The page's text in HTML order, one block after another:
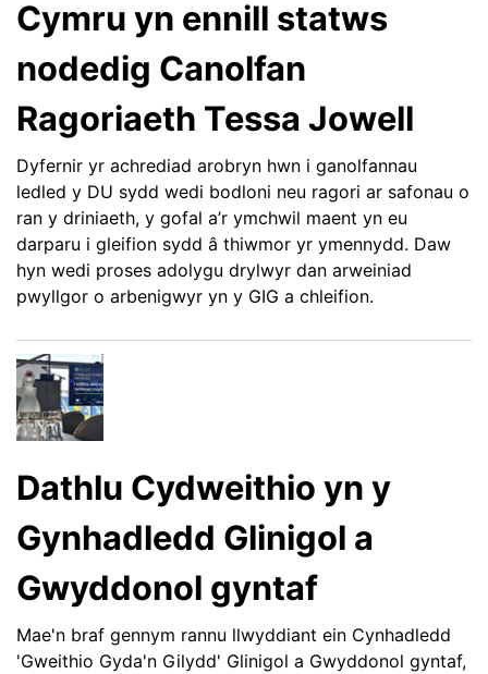
Cymru yn ennill statws
nodedig Canolfan
Ragoriaeth Tessa Jowell
Dyfernir yr achrediad arobryn hwn i ganolfannau
ledled y DU sydd wedi bodloni neu ragori ar safonau o
ran y driniaeth, y gofal a’r ymchwil maent yn eu
darparu i gleifion sydd â thiwmor yr ymennydd. Daw
hyn wedi proses adolygu drylwyr dan arweiniad
pwyllgor o arbenigwyr yn y GIG a chleifion.
Dathlu Cydweithio yn y
Gynhadledd Glinigol a
Gwyddonol gyntaf
Mae'n braf gennym rannu llwyddiant ein Cynhadledd
'Gweithio Gyda'n Gilydd' Glinigol a Gwyddonol gyntaf,